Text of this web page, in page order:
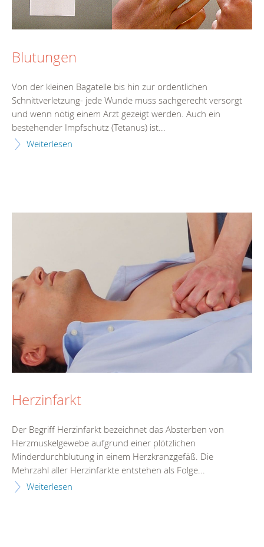
Blutungen
Von der kleinen Bagatelle bis hin zur ordentlichen
Schnittverletzung- jede Wunde muss sachgerecht versorgt
und wenn nötig einem Arzt gezeigt werden. Auch ein
bestehender Impfschutz (Tetanus) ist...
Weiterlesen
Herzinfarkt
Der Begriff Herzinfarkt bezeichnet das Absterben von
Herzmuskelgewebe aufgrund einer plötzlichen
Minderdurchblutung in einem Herzkranzgefäß. Die
Mehrzahl aller Herzinfarkte entstehen als Folge...
Weiterlesen